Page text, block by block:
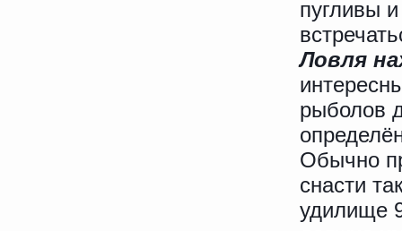
пугливы
Ловля
рыболов
Обычно
снасти
удилище